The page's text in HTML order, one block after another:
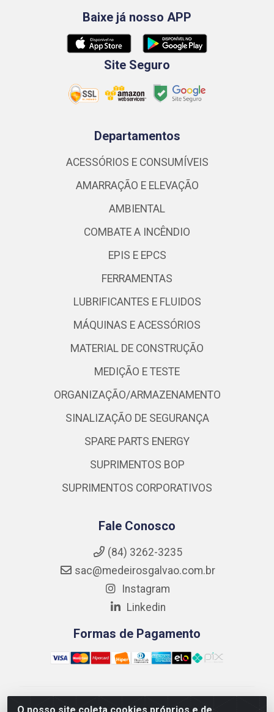
Baixe já nosso APP
Site Seguro
Departamentos
ACESSÓRIOS E CONSUMÍVEIS
AMARRAÇÃO E ELEVAÇÃO
AMBIENTAL
COMBATE A INCÊNDIO
EPIS E EPCS
FERRAMENTAS
LUBRIFICANTES E FLUIDOS
MÁQUINAS E ACESSÓRIOS
MATERIAL DE CONSTRUÇÃO
MEDIÇÃO E TESTE
ORGANIZAÇÃO/ARMAZENAMENTO
SINALIZAÇÃO DE SEGURANÇA
SPARE PARTS ENERGY
SUPRIMENTOS BOP
SUPRIMENTOS CORPORATIVOS
Fale Conosco
(84) 3262-3235
sac@medeirosgalvao.com.br
Instagram
Linkedin
Formas de Pagamento
Medeiros Galvão Soluções LTDA - Avenida Antônio